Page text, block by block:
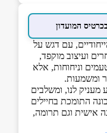
עם דגש על
ועיצוב מוקפד,
וניחוחות, אלא
ומשמעות.
לנו, ומשלבים
התומכת בחיילים
אישית וגם תרומה,